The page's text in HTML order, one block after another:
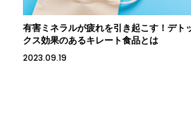
有害ミネラルが疲れを引き起こす！デト
クス効果のあるキレート食品とは
2023.09.19